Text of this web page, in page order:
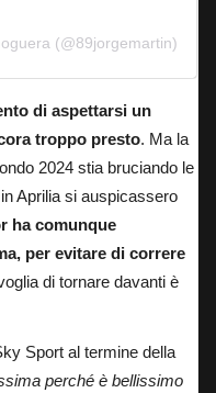
(@89jorgemartin)
di aspettarsi un
troppo presto. Ma la
2024 stia bruciando le
Aprilia si auspicassero
ha comunque
per evitare di correre
di tornare davanti è
Sport al termine della
perché è bellissimo